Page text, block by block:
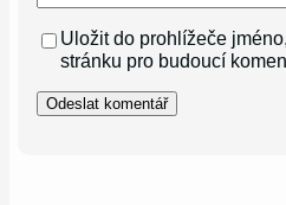
Uložit do prohlížeče
stránku pro budoucí